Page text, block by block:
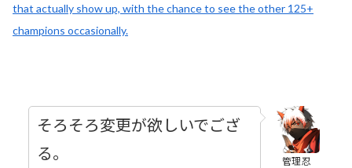
that actually show up, with the chance to see the other 125+
champions occasionally.
管理忍
そろそろ変更が欲しいでござ
る。